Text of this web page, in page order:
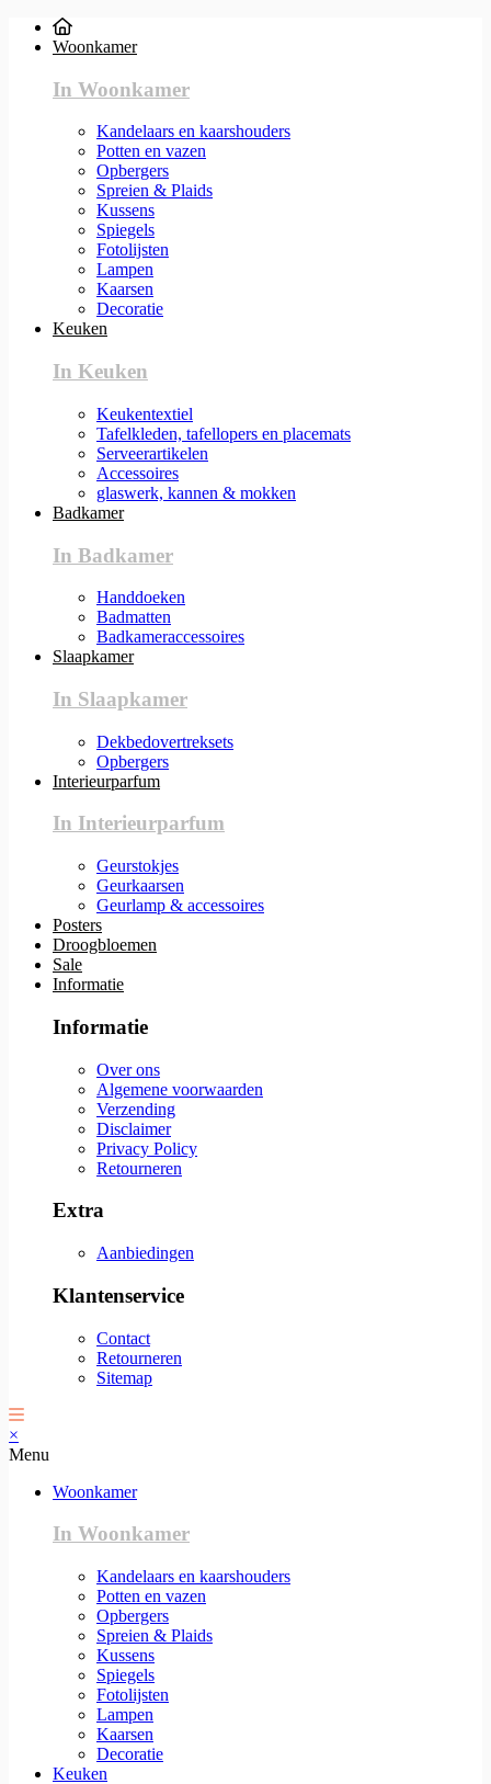
Woonkamer
In Woonkamer
Kandelaars en kaarshouders
Potten en vazen
Opbergers
Spreien & Plaids
Kussens
Spiegels
Fotolijsten
Lampen
Kaarsen
Decoratie
Keuken
In Keuken
Keukentextiel
Tafelkleden, tafellopers en placemats
Serveerartikelen
Accessoires
glaswerk, kannen & mokken
Badkamer
In Badkamer
Handdoeken
Badmatten
Badkameraccessoires
Slaapkamer
In Slaapkamer
Dekbedovertreksets
Opbergers
Interieurparfum
In Interieurparfum
Geurstokjes
Geurkaarsen
Geurlamp & accessoires
Posters
Droogbloemen
Sale
Informatie
Informatie
Over ons
Algemene voorwaarden
Verzending
Disclaimer
Privacy Policy
Retourneren
Extra
Aanbiedingen
Klantenservice
Contact
Retourneren
Sitemap
×
Menu
Woonkamer
In Woonkamer
Kandelaars en kaarshouders
Potten en vazen
Opbergers
Spreien & Plaids
Kussens
Spiegels
Fotolijsten
Lampen
Kaarsen
Decoratie
Keuken